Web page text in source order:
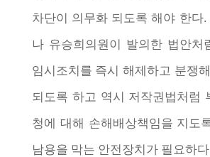
차단이 의무화 되도록 해야 한다
나 유승희의원이 발의한 법안처
임시조치를 즉시 해제하고 분쟁
되도록 하고 역시 저작권법처럼
청에 대해 손해배상책임을 지도
남용을 막는 안전장치가 필요하